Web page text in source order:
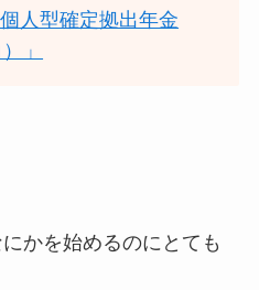
人型確定拠出年金
」
かを始めるのにとても